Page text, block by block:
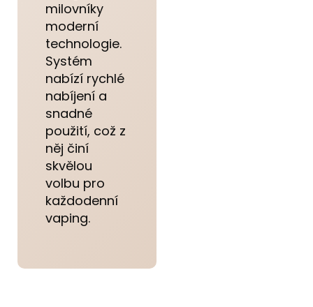
milovníky
moderní
technologie.
Systém
nabízí rychlé
nabíjení a
snadné
použití, což z
něj činí
skvělou
volbu pro
každodenní
vaping.